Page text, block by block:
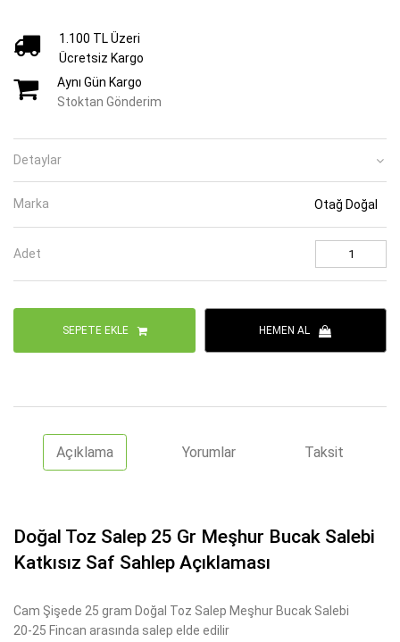
1.100 TL Üzeri
Ücretsiz Kargo
Aynı Gün Kargo
Stoktan Gönderim
Detaylar
Marka Otağ Doğal
Adet
SEPETE EKLE HEMEN AL
Açıklama Yorumlar Taksit
Doğal Toz Salep 25 Gr Meşhur Bucak Salebi
Katkısız Saf Sahlep Açıklaması
Cam Şişede 25 gram Doğal Toz Salep Meşhur Bucak Salebi
20-25 Fincan arasında salep elde edilir